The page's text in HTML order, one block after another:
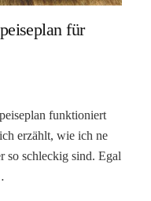
für
funktioniert
erzählt, wie ich ne
so schleckig sind. Egal